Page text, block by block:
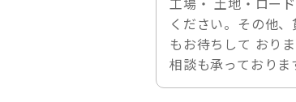
ください。その他
もお待ちして おり
相談も承っておりま